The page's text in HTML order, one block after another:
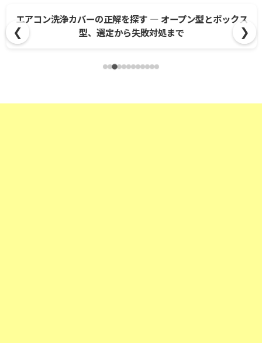
エアコン洗浄カバーの正解を探す ― オープン型とボックス
型、選定から失敗対処まで
❮ ❯